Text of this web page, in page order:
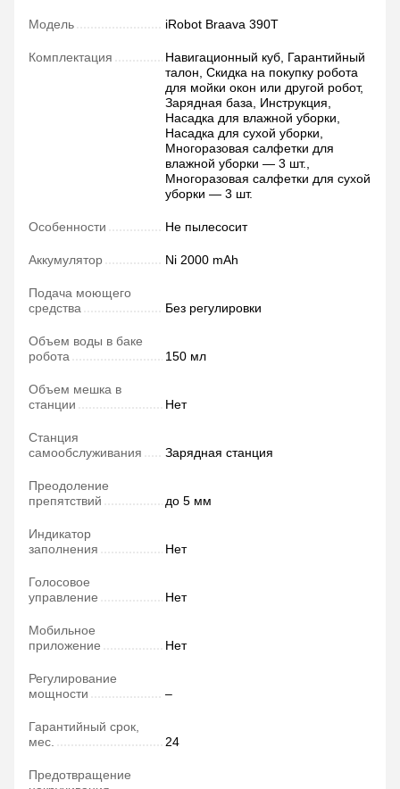
Модель iRobot Braava 390Т
Комплектация
Навигационный куб, Гарантийный
талон, Скидка на покупку робота
для мойки окон или другой робот,
Зарядная база, Инструкция,
Насадка для влажной уборки,
Насадка для сухой уборки,
Многоразовая салфетки для
влажной уборки — 3 шт.,
Многоразовая салфетки для сухой
уборки — 3 шт.
Особенности Не пылесосит
Аккумулятор Ni 2000 mAh
Подача моющего
средства
Без регулировки
Объем воды в баке
робота
150 мл
Объем мешка в
станции
Нет
Станция
самообслуживания
Зарядная станция
Преодоление
препятствий
до 5 мм
Индикатор
заполнения
Нет
Голосовое
управление
Нет
Мобильное
приложение
Нет
Регулирование
мощности
–
Гарантийный срок,
мес.
24
Предотвращение